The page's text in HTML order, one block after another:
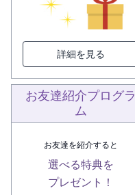
詳細を見る
お友達紹介プログラ
ム
お友達を紹介すると
選べる特典を
プレゼント！